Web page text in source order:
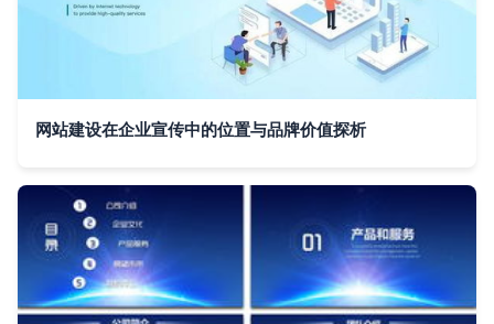
网站建设在企业宣传中的位置与品牌价值探析